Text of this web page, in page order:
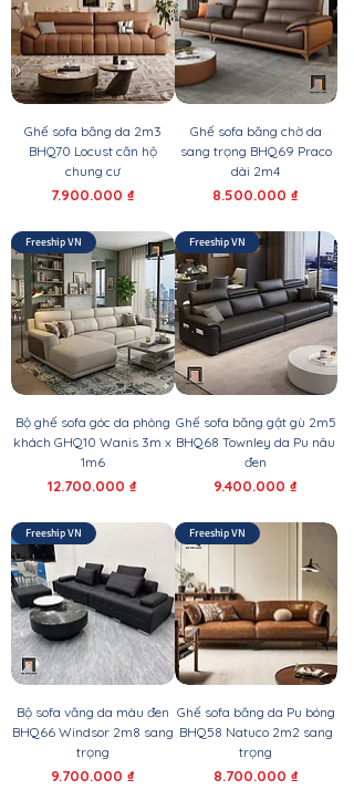
Ghế sofa băng da 2m3
BHQ70 Locust căn hộ
chung cư
Giá
7.900.000 ₫
Ghế sofa băng chờ da
sang trọng BHQ69 Praco
dài 2m4
Giá
8.500.000 ₫
Freeship VN
Bộ ghế sofa góc da phòng
khách GHQ10 Wanis 3m x
1m6
Giá
12.700.000 ₫
Freeship VN
Ghế sofa băng gật gù 2m5
BHQ68 Townley da Pu nâu
đen
Giá
9.400.000 ₫
Freeship VN
Bộ sofa văng da màu đen
BHQ66 Windsor 2m8 sang
trọng
Giá
9.700.000 ₫
Freeship VN
Ghế sofa băng da Pu bóng
BHQ58 Natuco 2m2 sang
trọng
Giá
8.700.000 ₫